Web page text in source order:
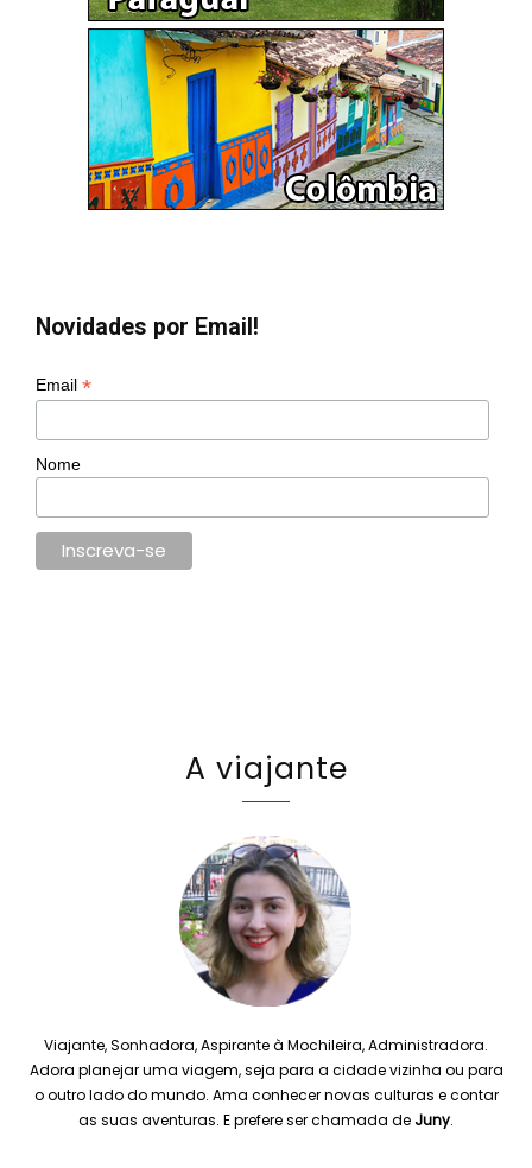
Novidades por Email!
Email *
Nome
A viajante
Viajante, Sonhadora, Aspirante à Mochileira, Administradora.
Adora planejar uma viagem, seja para a cidade vizinha ou para
o outro lado do mundo. Ama conhecer novas culturas e contar
as suas aventuras. E prefere ser chamada de Juny.